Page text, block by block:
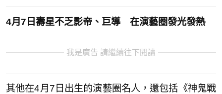
4月7日壽星不乏影帝、巨導 在演藝圈發光發熱
我是廣告 請繼續往下閱讀
其他在4月7日出生的演藝圈名人，還包括《神鬼戰